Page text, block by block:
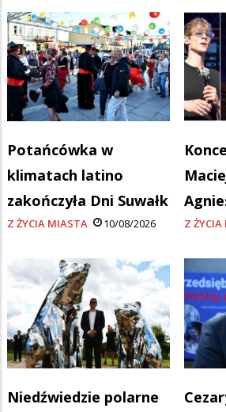
Potańcówka w
klimatach latino
zakończyła Dni Suwałk
Z ŻYCIA MIASTA 10/08/2026 Z
Niedźwiedzie polarne